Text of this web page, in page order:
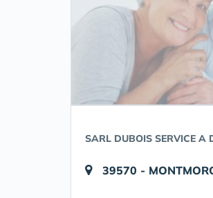
SARL DUBOIS SERVICE A
39570 -